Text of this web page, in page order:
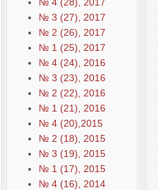
№ 3 (27), 2017
№ 2 (26), 2017
№ 1 (25), 2017
№ 4 (24), 2016
№ 3 (23), 2016
№ 2 (22), 2016
№ 1 (21), 2016
№ 4 (20),2015
№ 2 (18), 2015
№ 3 (19), 2015
№ 1 (17), 2015
№ 4 (16), 2014